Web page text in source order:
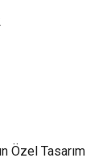
Özel Tasarım